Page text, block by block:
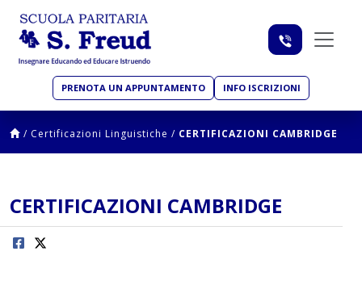
PRENOTA UN APPUNTAMENTO INFO ISCRIZIONI
/ Certificazioni Linguistiche / CERTIFICAZIONI CAMBRIDGE
CERTIFICAZIONI CAMBRIDGE